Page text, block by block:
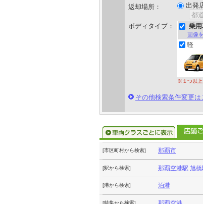
返却場所： 出発
ボディタイプ： 乗
画像
軽
※１つ以上
その他検索条件変更は
[市区町村から検索] 那覇市
[駅から検索] 那覇空港駅 旭橋
[港から検索] 泊港
[特集から検索]